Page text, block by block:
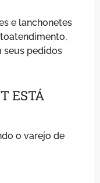
e lanchonetes
seus pedidos
ESTÁ
o varejo de